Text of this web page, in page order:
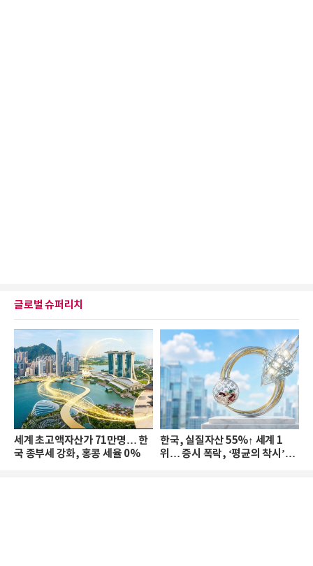
글로벌 슈퍼리치
세계 초고액자산가 71만명… 한
국 종부세 강화, 홍콩 세율 0%
한국, 실질자산 55%↑ 세계 1
위… 증시 폭락, ‘평균의 착시’와